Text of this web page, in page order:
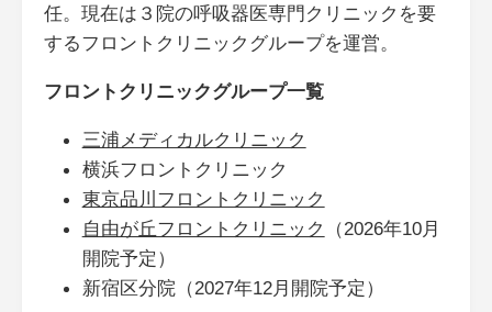
任。現在は３院の呼吸器医専門クリニックを要
するフロントクリニックグループを運営。
フロントクリニックグループ一覧
三浦メディカルクリニック
横浜フロントクリニック
東京品川フロントクリニック
自由が丘フロントクリニック
（2026年10月
開院予定）
新宿区分院（2027年12月開院予定）